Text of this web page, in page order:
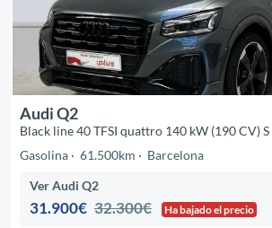
Audi Q2
Black line 40 TFSI quattro 140 kW (190 CV)
Gasolina
61.500km Barcelona
Ver Audi Q2
31.900€ 32.300€ Ha bajado el precio